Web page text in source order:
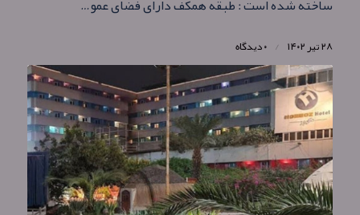
ساخته شده است : طبقه همکف دارای فضای عمو…
۲۸ تیر ۱۴۰۲ / ۰ دیدگاه